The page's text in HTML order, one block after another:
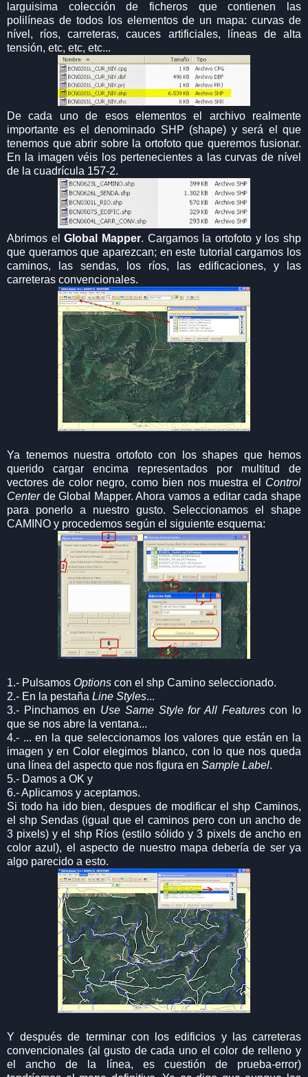
larguisima colección de ficheros que contienen las
polilíneas de todos los elementos de un mapa: curvas de
nível, ríos, carreteras, cauces artificiales, líneas de alta
tensión, etc, etc, etc...
De cada uno de esos elementos el archivo realmente
importante es el denominado SHP (shape) y será el que
tenemos que abrir sobre la ortofoto que queremos fusionar.
En la imagen véis los pertenecientes a las curvas de nível
de la cuadrícula 157-2.
Abrimos elGlobal Mapper. Cargamos la ortofoto y los shp
que queramos que aparezcan; en este tutorial cargamos los
caminos, las sendas, los ríos, las edificaciones, y las
carreteras convencionales.
Ya tenemos nuestra ortofoto con los shapes que hemos
querido cargar encima representados por multitud de
vectores de color negro, como bien nos muestra el Control
Centerde Global Mapper. Ahora vamos a editar cada shape
para ponerlo a nuestro gusto. Seleccionamos el shape
CAMINO y procedemos según el siguiente esquema:
1.- Pulsamos Options con el shp Camino seleccionado.
2.- En la pestaña Line Styles...
3.- Pinchamos en Use Same Style for All Featurescon lo
que se nos abre la ventana...
4.- ... en la que seleccionamos los valores que están en la
imagen y en Color elegimos blanco, con lo que nos queda
una línea del aspecto que nos figura en Sample Label.
5.- Damos a OK y
6.- Aplicamos y aceptamos.
Si todo ha ido bien, despues de modificar el shp Caminos,
el shp Sendas (igual que el caminos pero con un ancho de
3 pixels) y el shp Ríos (estilo sólido y 3 pixels de ancho en
color azul), el aspecto de nuestro mapa debería de ser ya
algo parecido a esto.
Y después de terminar con los edificios y las carreteras
convencionales (al gusto de cada uno el color de relleno y
el ancho de la línea, es cuestión de prueba-error)